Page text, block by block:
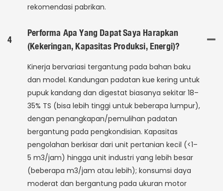
rekomendasi pabrikan.
4
Performa Apa Yang Dapat Saya Harapkan
(kekeringan, Kapasitas Produksi, Energi)?
Kinerja bervariasi tergantung pada bahan baku
dan model. Kandungan padatan kue kering untuk
pupuk kandang dan digestat biasanya sekitar 18–
35% TS (bisa lebih tinggi untuk beberapa lumpur),
dengan penangkapan/pemulihan padatan
bergantung pada pengkondisian. Kapasitas
pengolahan berkisar dari unit pertanian kecil (<1–
5 m3/jam) hingga unit industri yang lebih besar
(beberapa m3/jam atau lebih); konsumsi daya
moderat dan bergantung pada ukuran motor